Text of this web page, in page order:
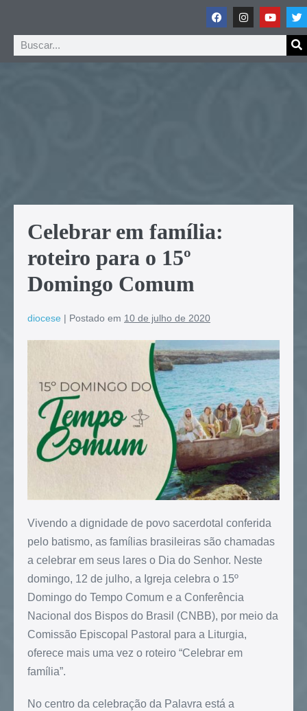
Celebrar em família:
roteiro para o 15º
Domingo Comum
diocese | Postado em 10 de julho de 2020
Vivendo a dignidade de povo sacerdotal conferida
pelo batismo, as famílias brasileiras são chamadas
a celebrar em seus lares o Dia do Senhor. Neste
domingo, 12 de julho, a Igreja celebra o 15º
Domingo do Tempo Comum e a Conferência
Nacional dos Bispos do Brasil (CNBB), por meio da
Comissão Episcopal Pastoral para a Liturgia,
oferece mais uma vez o roteiro “Celebrar em
família”.
No centro da celebração da Palavra está a